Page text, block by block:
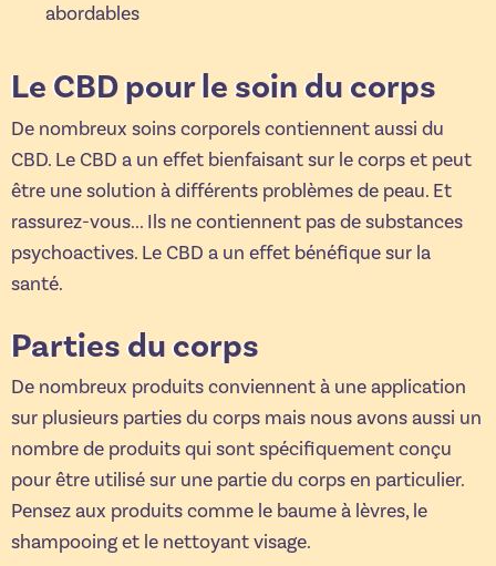
abordables
Le CBD pour le soin du corps
De nombreux soins corporels contiennent aussi du
CBD. Le CBD a un effet bienfaisant sur le corps et peut
être une solution à différents problèmes de peau. Et
rassurez-vous... Ils ne contiennent pas de substances
psychoactives. Le CBD a un effet bénéfique sur la
santé.
Parties du corps
De nombreux produits conviennent à une application
sur plusieurs parties du corps mais nous avons aussi un
nombre de produits qui sont spécifiquement conçu
pour être utilisé sur une partie du corps en particulier.
Pensez aux produits comme le baume à lèvres, le
shampooing et le nettoyant visage.